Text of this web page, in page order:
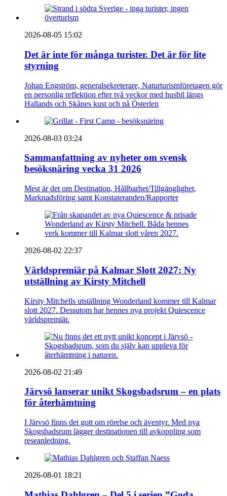
2026-08-05 15:02
Det är inte för många turister. Det är för lite
styrning
Johan Engström, generalsekreterare, Naturturismföretagen gör
en personlig reflektion efter två veckor med husbil längs
Hallands och Skånes kust och på Österlen
2026-08-03 03:24
Sammanfattning av nyheter om svensk
besöksnäring vecka 31 2026
Mest är det om Destination, Hållbarhet/Tillgänglighet,
Marknadsföring samt Konstateranden/Rapporter
2026-08-02 22:37
Världspremiär på Kalmar Slott 2027: Ny
utställning av Kirsty Mitchell
Kirsty Mitchells utställning Wonderland kommer till Kalmar
slott 2027. Dessutom har hennes nya projekt Quiescence
världspremiär.
2026-08-02 21:49
Järvsö lanserar unikt Skogsbadsrum – en plats
för återhämtning
I Järvsö finns det gott om rörelse och äventyr. Med nya
Skogsbadsrum lägger destinationen till avkoppling som
reseanledning.
2026-08-01 18:21